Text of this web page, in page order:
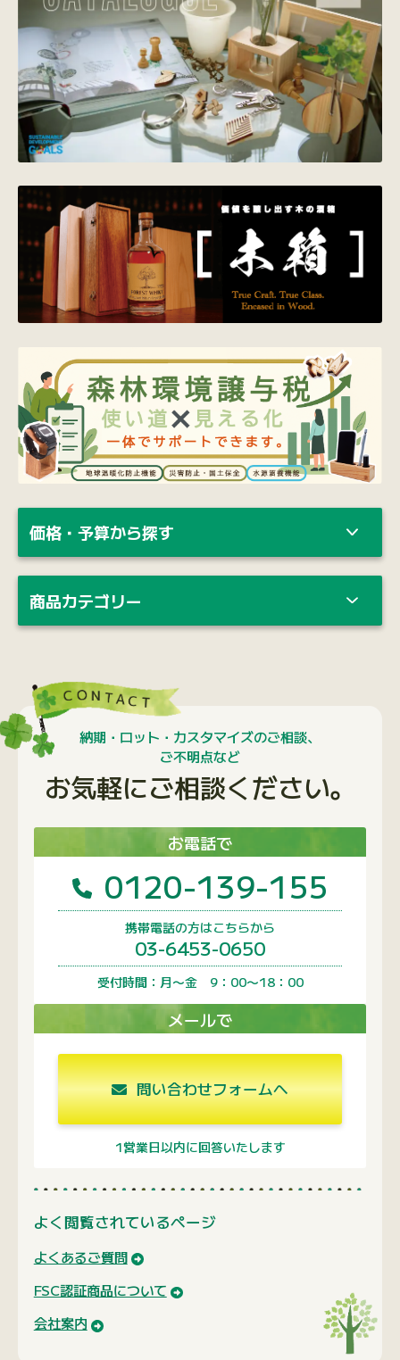
価格・予算から探す
商品カテゴリー
納期・ロット・カスタマイズのご相談、
ご不明点など
お気軽にご相談ください。
お電話で
0120-139-155
携帯電話の方はこちらから
03-6453-0650
受付時間：月〜金 9：00〜18：00
メールで
問い合わせフォームへ
1営業日以内に回答いたします
よく閲覧されているページ
よくあるご質問
FSC認証商品について
会社案内